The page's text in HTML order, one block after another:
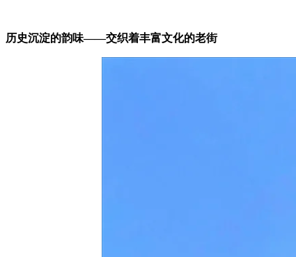
历史沉淀的韵味——交织着丰富文化的老街